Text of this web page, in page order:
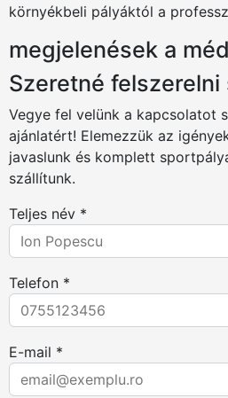
környékbeli pályáktól a
megjelenések a
Szeretné
Vegye fel velünk a kapcsolatot
ajánlatért! Elemezzük az
javaslunk és komplett
szállítunk.
Teljes név *
Telefon *
E-mail *